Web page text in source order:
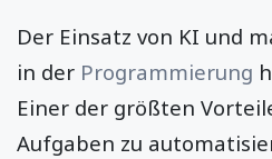
Der Einsatz von KI und
in der Programmierung
Einer der größten
Aufgaben zu